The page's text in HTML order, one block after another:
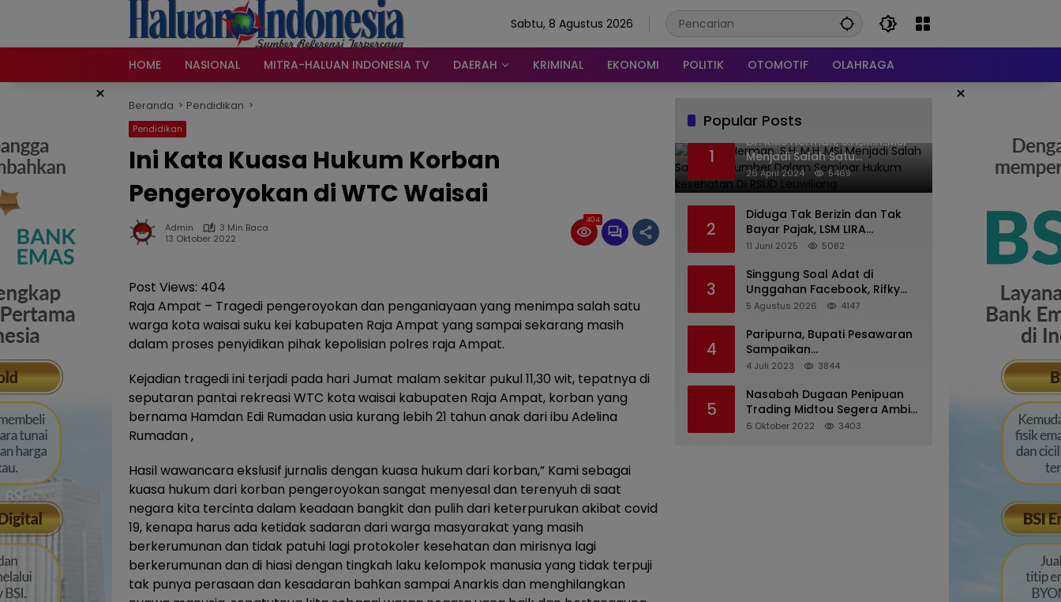
Sabtu, 8 Agustus 2026
HOME NASIONAL MITRA-HALUAN INDONESIA TV DAERAH KRIMINAL EKONOMI POLITIK OTOMOTIF OLAHRAGA
× ×
Beranda Pendidikan
Pendidikan
Ini Kata Kuasa Hukum Korban
Pengeroyokan di WTC Waisai
Admin
3 Min Baca
13 Oktober 2022
404
Post Views: 404
Raja Ampat – Tragedi pengeroyokan dan penganiayaan yang menimpa salah satu
warga kota waisai suku kei kabupaten Raja Ampat yang sampai sekarang masih
dalam proses penyidikan pihak kepolisian polres raja Ampat.
Kejadian tragedi ini terjadi pada hari Jumat malam sekitar pukul 11,30 wit, tepatnya di
seputaran pantai rekreasi WTC kota waisai kabupaten Raja Ampat, korban yang
bernama Hamdan Edi Rumadan usia kurang lebih 21 tahun anak dari ibu Adelina
Rumadan ,
Hasil wawancara ekslusif jurnalis dengan kuasa hukum dari korban,” Kami sebagai
kuasa hukum dari korban pengeroyokan sangat menyesal dan terenyuh di saat
negara kita tercinta dalam keadaan bangkit dan pulih dari keterpurukan akibat covid
19, kenapa harus ada ketidak sadaran dari warga masyarakat yang masih
berkerumunan dan tidak patuhi lagi protokoler kesehatan dan mirisnya lagi
berkerumunan dan di hiasi dengan tingkah laku kelompok manusia yang tidak terpuji
tak punya perasaan dan kesadaran bahkan sampai Anarkis dan menghilangkan
Popular Posts
1
Dr. KMS Herman, S.H.,M.H.,MSi
Menjadi Salah Satu
Narasumber Dalam Seminar
Hukum kesehatan Di RSUD
26 April 2024 5469
2
Diduga Tak Berizin dan Tak
Bayar Pajak, LSM LIRA
Laporkan Santerra de
Batu
11 Juni 2025 5082
3
Singgung Soal Adat di
Unggahan Facebook, Rifky
Desriana Minta Maaf ke PDA
5 Agustus 2026 4147
4
Paripurna, Bupati Pesawaran
Sampaikan
Pertanggungjawaban
4 Juli 2023 3844
5
Nasabah Dugaan Penipuan
Trading Midtou Segera Ambil
Langkah Hukum
6 Oktober 2022 3403